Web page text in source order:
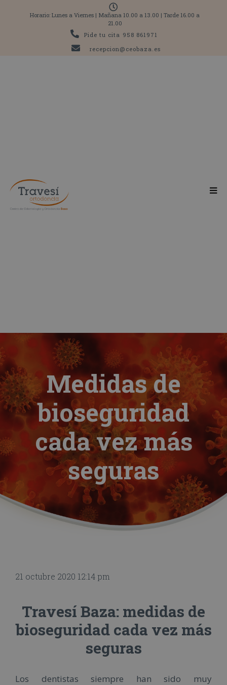
Horario: Lunes a Viernes | Mañana 10.00 a 13.00 | Tarde 16.00 a
21.00
Pide tu cita 958 861971
recepcion@ceobaza.es
Medidas de
bioseguridad
cada vez más
seguras
21 octubre 2020 12:14 pm
Travesí Baza: medidas de
bioseguridad cada vez más
seguras
Los dentistas siempre han sido muy